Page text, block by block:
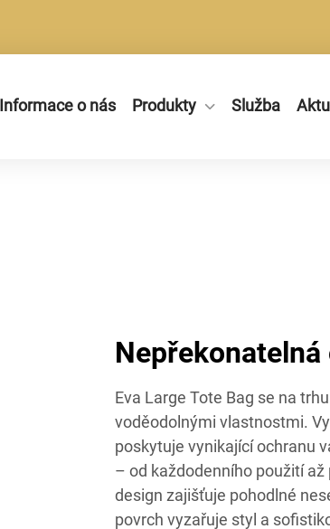
Informace o nás Produkty Služba
Eva Large Tote Bag se na
voděodolnými vlastnostmi.
poskytuje vynikající ochranu
– od každodenního použití
design zajišťuje pohodlné
povrch vyzařuje styl a